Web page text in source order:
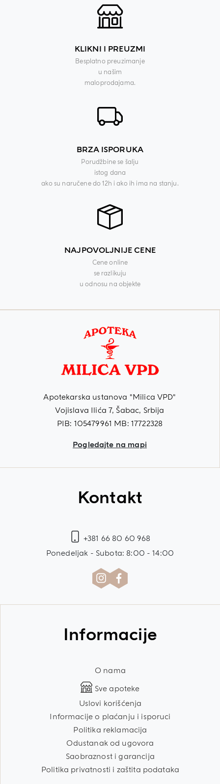
KLIKNI I PREUZMI
Besplatno preuzimanje
u našim
maloprodajama.
BRZA ISPORUKA
Porudžbine se šalju
istog dana
ako su naručene do 12h i ako ih ima na stanju.
NAJPOVOLJNIJE CENE
Cene online
se razlikuju
u odnosu na objekte
Apotekarska ustanova "Milica VPD"
Vojislava Ilića 7, Šabac, Srbija
PIB: 105479961 MB: 17722328
Pogledajte na mapi
Kontakt
+381 66 80 60 968
Ponedeljak - Subota: 8:00 - 14:00
Informacije
O nama
Sve apoteke
Uslovi korišćenja
Informacije o plaćanju i isporuci
Politika reklamacija
Odustanak od ugovora
Saobraznost i garancija
Politika privatnosti i zaštita podataka